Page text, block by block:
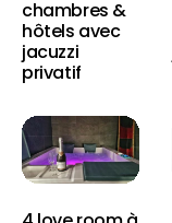
chambres &
hôtels avec
jacuzzi
privatif